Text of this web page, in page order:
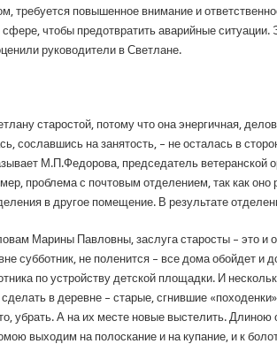
требуется повышенное внимание и
чтобы предотвратить аварийные
руководители в Светлане.
старостой, потому что она энергичная,
сославшись на занятость, – не осталась в
М.П.Федорова, председатель ветеранской
проблема с почтовым отделением, так как
в другое помещение. В результате
Марины Павловны, заслуга старосты – это и
субботник, не поленится – все дома обойдет
по устройству детской площадки. И
в деревне – старые, сгнившие
убрать. А на их месте новые выстелить. Длиною
выходим на полоскание и на купание, и к